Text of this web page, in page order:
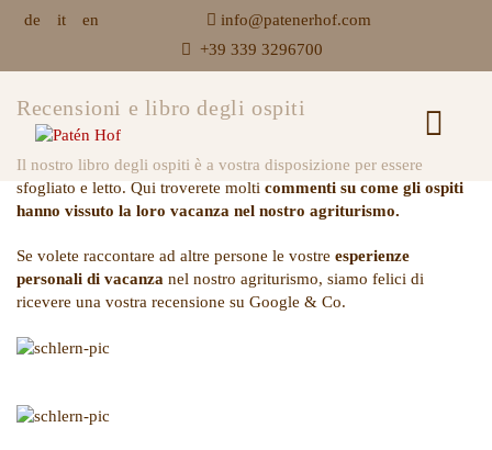
de it en
info@patenerhof.com
+39 339 3296700
Recensioni e libro degli ospiti
Il nostro libro degli ospiti è a vostra disposizione per essere
sfogliato e letto. Qui troverete molti commenti su come gli ospiti
hanno vissuto la loro vacanza nel nostro agriturismo.
Se volete raccontare ad altre persone le vostre esperienze
personali di vacanza nel nostro agriturismo, siamo felici di
ricevere una vostra recensione su Google & Co.